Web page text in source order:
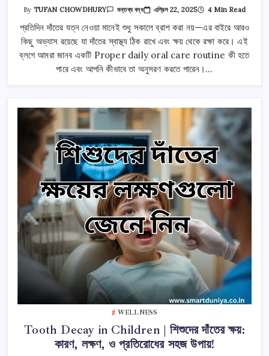
By TUFAN CHOWDHURY
প্রতিদিন
দাঁতের
যত্ন
নেওয়ার
সঠিক
উপায়
|
Daily
তে
মন্তব্য বন্ধ এপ্রিল 22, 2025 4 Min Read
প্রতিদিন দাঁতের যত্ন নেওয়া মানেই শুধু সকালে ব্রাশ করা নয়—এর বাইরে আরও
কিছু অভ্যাস রয়েছে যা দাঁতের স্বাস্থ্য ঠিক রাখে এবং ক্ষয় থেকে রক্ষা করে। এই
ব্লগে আমরা জানব একটি Proper daily oral care routine কী হতে
পারে এবং আপনি কীভাবে তা অনুসরণ করতে পারেন।…
WELLNESS
Tooth Decay in Children | শিশুদের দাঁতের ক্ষয়:
কারণ, লক্ষণ, ও প্রতিরোধের সহজ উপায়!